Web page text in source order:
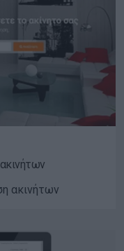
ακινήτων